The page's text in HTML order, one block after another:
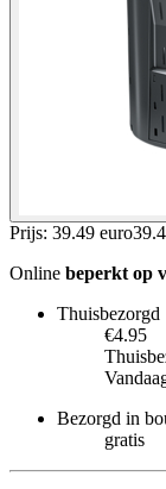
Prijs: 39.49 euro39.
Online beperkt op
Thuisbezorgd
€4.95
Bezorgd in
gratis